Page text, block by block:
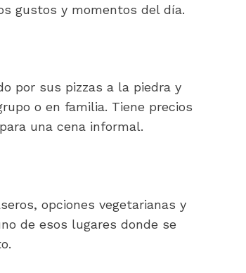
gustos y momentos del día.
por sus pizzas a la piedra y
o en familia. Tiene precios
una cena informal.
opciones vegetarianas y
de esos lugares donde se